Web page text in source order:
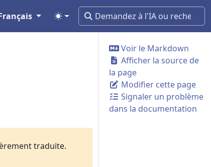
Voir le Markdown
Afficher la source de
la page
Modifier cette page
Signaler un problème
dans la documentation
traduite.